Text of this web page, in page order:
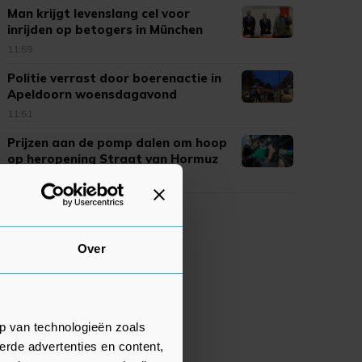
Over
van technologieën zoals
advertenties en content,
Man krijgt levenslang cel voor
inrijden op betogers in München
11:59
Politie verrast door boerenactie in
Apeldoorn woensdagavond
11:51
Prijzen aan de pomp dalen om hoop
op heropening Straat van Hormuz